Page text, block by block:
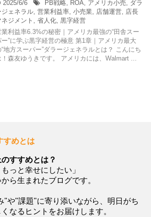
2025/6/6 PB戦略, ROA, アメリカ小売, ダラ
ジェネラル, 営業利益率, 小売業, 店舗運営, 店長
ネジメント , 省人化, 黒字経営
業利益率6.3%の秘密｜アメリカ最強の“田舎スー
ー”に学ぶ黒字経営の極意 第1章｜アメリカ最大
“地方スーパー”ダラージェネラルとは？ こんにち
！森友ゆうきです。 アメリカには、Walmart ...
すめとは
すすめとは？
もっと幸せにしたい」
ら生まれたブログです。
"や"課題"に寄り添いながら、明日がち
なるヒントをお届けします。